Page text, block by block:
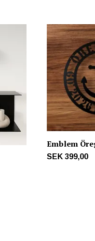
Emblem
SEK 399,00